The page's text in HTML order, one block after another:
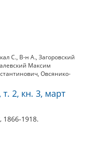
С., В-н А., Загоровский
Максим
, Овсянико-
2, кн. 3, март
1866-1918.